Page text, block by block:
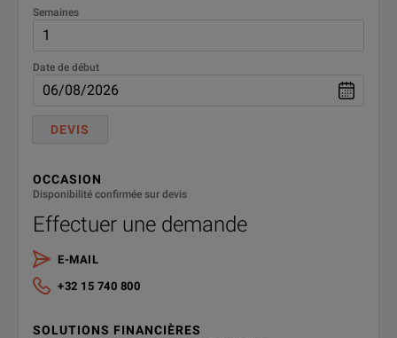
Semaines
Date de début
DEVIS
OCCASION
Disponibilité confirmée sur devis
Effectuer une demande
E-MAIL
+32 15 740 800
SOLUTIONS FINANCIÈRES